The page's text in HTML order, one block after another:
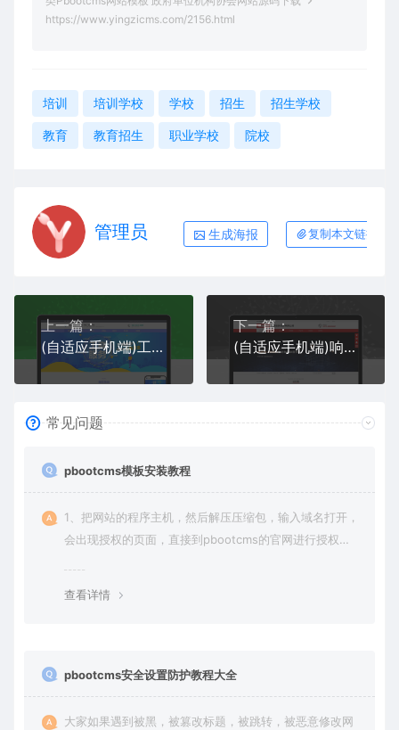
https://www.yingzicms.com/2156.html
培训 培训学校 学校 招生 招生学校
教育 教育招生 职业学校 院校
管理员 生成海报 复制本文链接
上一篇：
(自适应手机端)工商代理公司注册类pbootcms网站模板 财务会计类网站源码下载
下一篇：
(自适应手机端)响应式幕墙装饰工程pbootcms网站模板 HTML5建筑装修公司网站源码下载
常见问题
pbootcms模板安装教程
1、把网站的程序主机，然后解压压缩包，输入域名打开，
会出现授权的页面，直接到pbootcms的官网进行授权
查看详情
pbootcms安全设置防护教程大全
大家如果遇到被黑，被篡改标题，被跳转，被恶意修改网